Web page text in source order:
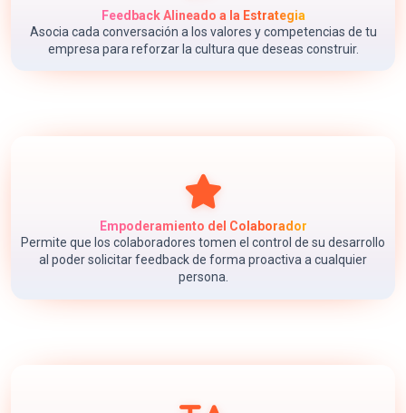
Feedback Alineado a la Estrategia
Asocia cada conversación a los valores y competencias de tu
empresa para reforzar la cultura que deseas construir.
Empoderamiento del Colaborador
Permite que los colaboradores tomen el control de su desarrollo
al poder solicitar feedback de forma proactiva a cualquier
persona.